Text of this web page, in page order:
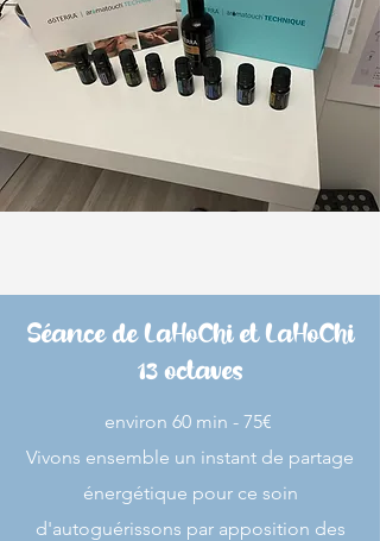
Séance de LaHoChi et LaHoChi
13 octaves
​​environ 60 min - 75€ ​
Vivons ensemble un instant de partage
énergétique pour ce soin
d'autoguérissons par apposition des